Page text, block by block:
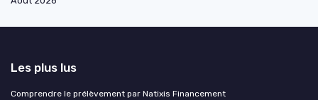
Les plus lus
Comprendre le prélèvement par Natixis Financement